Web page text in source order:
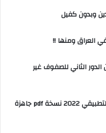
العراق ومنها !!
الدور الثاني للصفوف غير
كتاب الفيزياء صف السادس العلمي التطبيقي 2022 نسخة pdf جاهزة